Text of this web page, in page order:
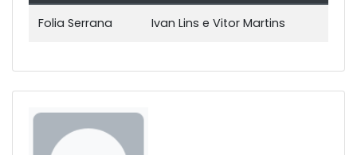
Folia Serrana Ivan Lins e Vitor Martins